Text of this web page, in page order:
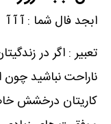
ابجد فال شما : آ آ آ
تعبیر : اگر در
ناراحت نباشید چون
کاریتان درخشش